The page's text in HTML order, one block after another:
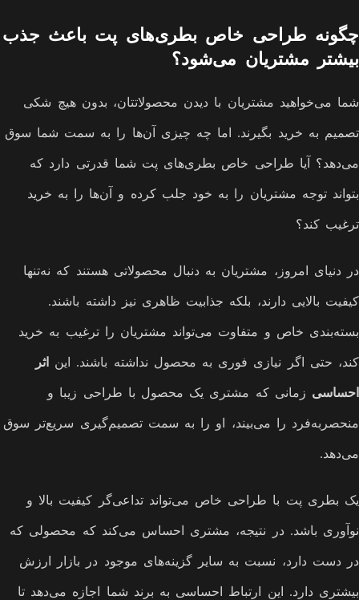
چگونه طراحی خاص بطری‌های پت باعث جذب
بیشتر مشتریان می‌شود؟
شما می‌خواهید مشتریان با دیدن محصولاتتان، بدون هیچ شکی
تصمیم به خرید بگیرند. اما چه چیزی آن‌ها را به سمت شما سوق
می‌دهد؟ آیا طراحی خاص بطری‌های پت شما قدرتی دارد که
بتواند توجه مشتریان را به خود جلب کرده و آن‌ها را به خرید
ترغیب کند؟
در دنیای امروز، مشتریان به دنبال محصولاتی هستند که نه‌تنها
کیفیت بالایی دارند، بلکه جذابیت ظاهری نیز داشته باشند.
بسته‌بندی خاص و متفاوت می‌تواند مشتریان را ترغیب به خرید
کند، حتی اگر نیازی فوری به محصول نداشته باشند. این اثر
احساسی زمانی که مشتری یک محصول با طراحی زیبا و
منحصربه‌فرد را می‌بیند، او را به سمت تصمیم‌گیری سریع‌تر سوق
می‌دهد.
یک بطری پت با طراحی خاص می‌تواند تداعی‌گر کیفیت بالا و
نوآوری باشد. در نتیجه، مشتری احساس می‌کند که محصولی که
در دست دارد، نسبت به سایر گزینه‌های موجود در بازار ارزش
بیشتری دارد. این ارتباط احساسی به برند شما اجازه می‌دهد تا